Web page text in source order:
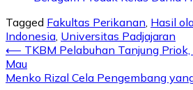
Tagged Fakultas Perikanan, Hasil
Indonesia, Universitas Padjajaran
⟵ TKBM Pelabuhan Tanjung
Mau
Menko Rizal Cela Pengembang